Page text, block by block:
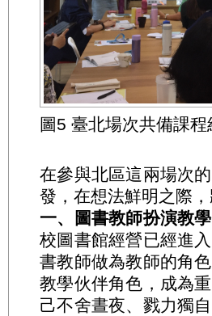
圖5 臺北場次共備課
在參與北區這兩場次
發，在想法鮮明之際
一、圖書教師扮演教
校圖書館經營已經進
書教師做為教師的角
教學伙伴角色，成為
己不舍晝夜、戮力獨